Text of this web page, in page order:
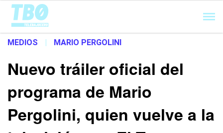
Cargando...
MEDIOS | MARIO PERGOLINI
Nuevo tráiler oficial del
programa de Mario
Pergolini, quien vuelve a la